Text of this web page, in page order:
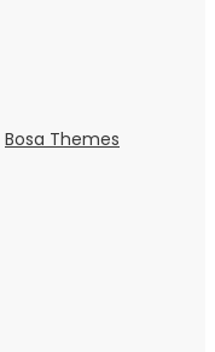
Bosa Themes